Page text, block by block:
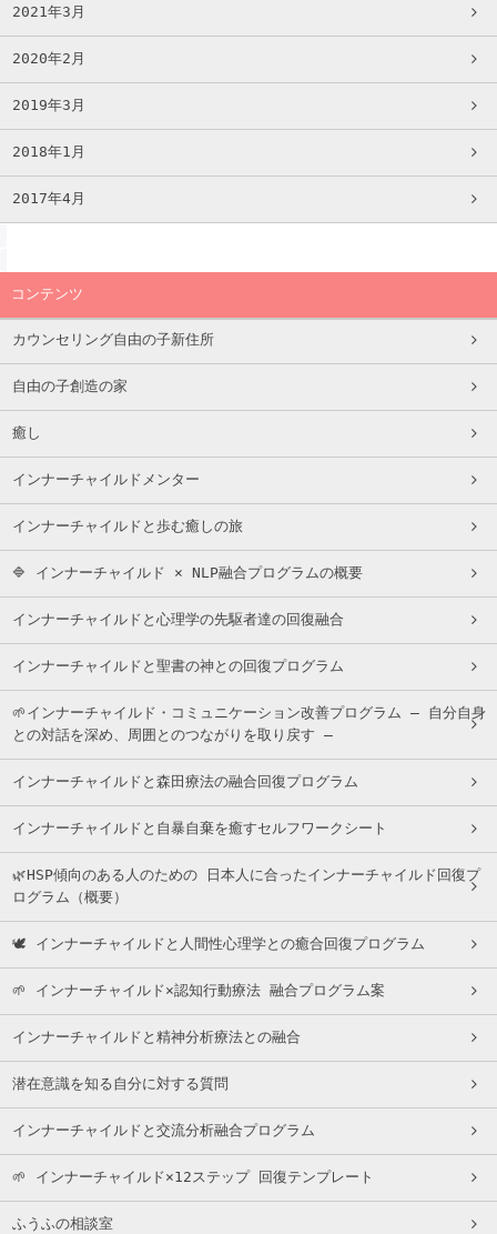
2021年3月
2020年2月
2019年3月
2018年1月
2017年4月
コンテンツ
カウンセリング自由の子新住所
自由の子創造の家
癒し
インナーチャイルドメンター
インナーチャイルドと歩む癒しの旅
🔷 インナーチャイルド × NLP融合プログラムの概要
インナーチャイルドと心理学の先駆者達の回復融合
インナーチャイルドと聖書の神との回復プログラム
🌱インナーチャイルド・コミュニケーション改善プログラム ― 自分自身
との対話を深め、周囲とのつながりを取り戻す ―
インナーチャイルドと森田療法の融合回復プログラム
インナーチャイルドと自暴自棄を癒すセルフワークシート
🌿HSP傾向のある人のための 日本人に合ったインナーチャイルド回復プ
ログラム（概要）
🕊 インナーチャイルドと人間性心理学との癒合回復プログラム
🌱 インナーチャイルド×認知行動療法 融合プログラム案
インナーチャイルドと精神分析療法との融合
潜在意識を知る自分に対する質問
インナーチャイルドと交流分析融合プログラム
🌱 インナーチャイルド×12ステップ 回復テンプレート
ふうふの相談室